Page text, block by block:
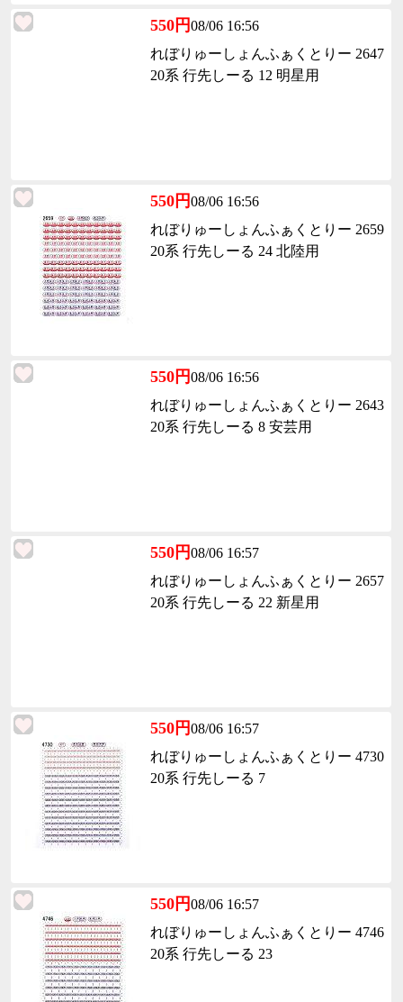
550円08/06 16:56
れぼりゅーしょんふぁくとりー 2647
20系 行先しーる 12 明星用
550円08/06 16:56
れぼりゅーしょんふぁくとりー 2659
20系 行先しーる 24 北陸用
550円08/06 16:56
れぼりゅーしょんふぁくとりー 2643
20系 行先しーる 8 安芸用
550円08/06 16:57
れぼりゅーしょんふぁくとりー 2657
20系 行先しーる 22 新星用
550円08/06 16:57
れぼりゅーしょんふぁくとりー 4730
20系 行先しーる 7
550円08/06 16:57
れぼりゅーしょんふぁくとりー 4746
20系 行先しーる 23